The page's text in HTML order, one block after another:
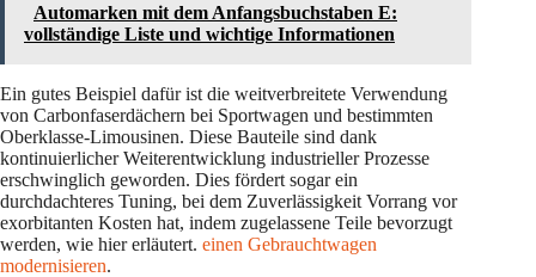
Automarken mit dem Anfangsbuchstaben E:
vollständige Liste und wichtige Informationen
Ein gutes Beispiel dafür ist die weitverbreitete Verwendung
von Carbonfaserdächern bei Sportwagen und bestimmten
Oberklasse-Limousinen. Diese Bauteile sind dank
kontinuierlicher Weiterentwicklung industrieller Prozesse
erschwinglich geworden. Dies fördert sogar ein
durchdachteres Tuning, bei dem Zuverlässigkeit Vorrang vor
exorbitanten Kosten hat, indem zugelassene Teile bevorzugt
werden, wie hier erläutert. einen Gebrauchtwagen
modernisieren.